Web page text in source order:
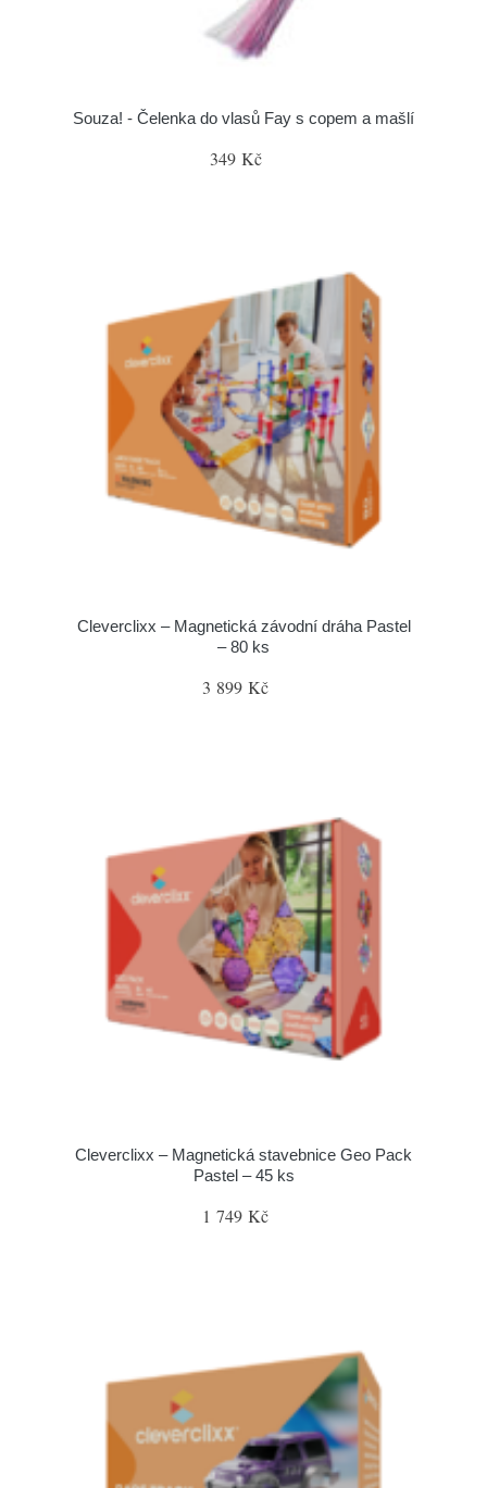
Souza! - Čelenka do vlasů Fay s copem a mašlí
349 Kč
Cleverclixx – Magnetická závodní dráha Pastel
– 80 ks
3 899 Kč
Cleverclixx – Magnetická stavebnice Geo Pack
Pastel – 45 ks
1 749 Kč